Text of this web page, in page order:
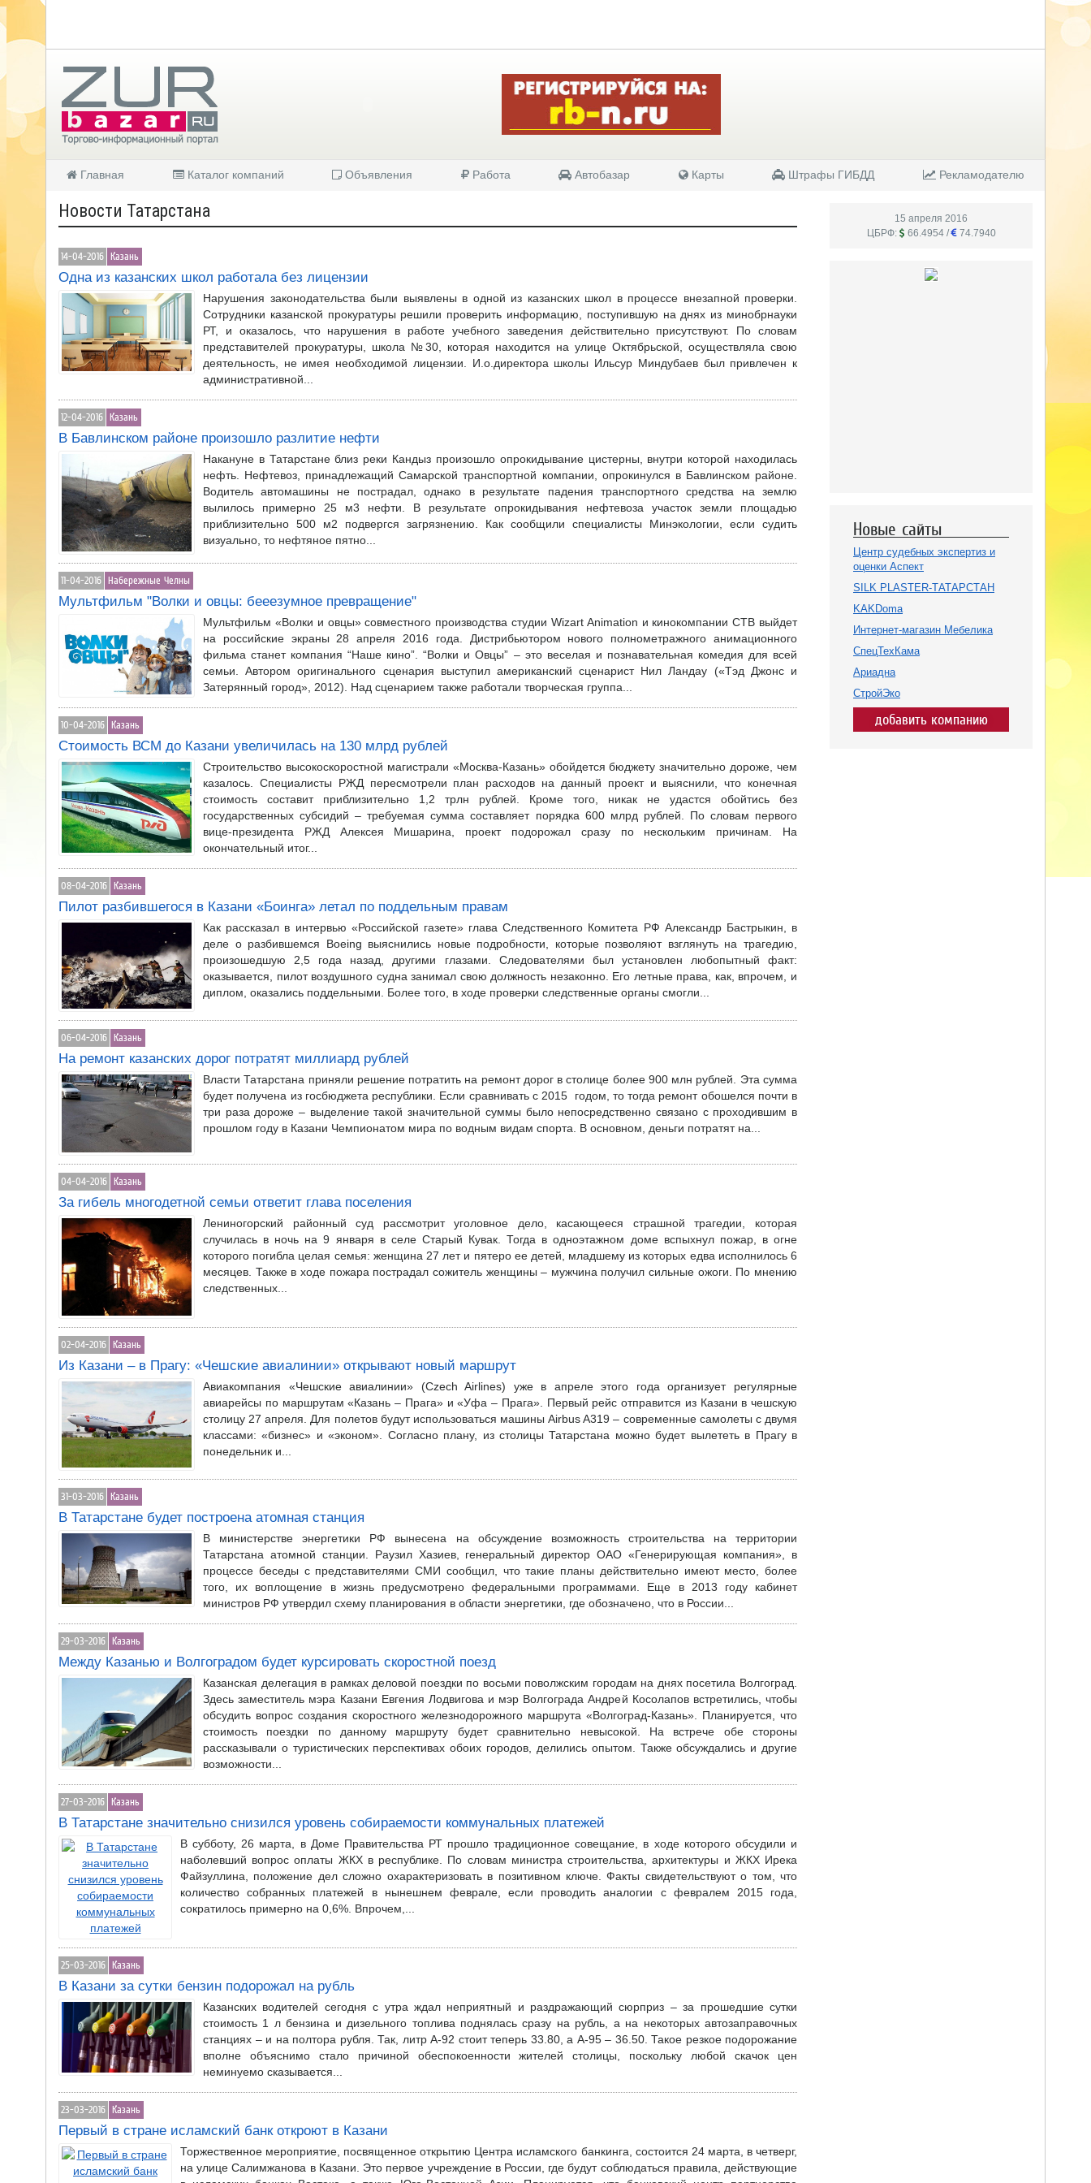
Главная Каталог компаний Объявления Работа Автобазар Карты Штрафы ГИБДД Рекламодателю
15 апреля 2016
ЦБРФ:
66.4954 / 74.7940
Новые сайты
Центр судебных экспертиз и
оценки Аспект
SILK PLASTER-ТАТАРСТАН
KAKDoma
Интернет-магазин Мебелика
СпецТехКама
Ариадна
СтройЭко
добавить компанию
Новости Татарстана
14-04-2016 Казань
Одна из казанских школ работала без лицензии
Нарушения законодательства были выявлены в одной из казанских школ в процессе внезапной проверки.
Сотрудники казанской прокуратуры решили проверить информацию, поступившую на днях из минобрнауки
РТ, и оказалось, что нарушения в работе учебного заведения действительно присутствуют. По словам
представителей прокуратуры, школа №30, которая находится на улице Октябрьской, осуществляла свою
деятельность, не имея необходимой лицензии. И.о.директора школы Ильсур Миндубаев был привлечен к
административной...
12-04-2016 Казань
В Бавлинском районе произошло разлитие нефти
Накануне в Татарстане близ реки Кандыз произошло опрокидывание цистерны, внутри которой находилась
нефть. Нефтевоз, принадлежащий Самарской транспортной компании, опрокинулся в Бавлинском районе.
Водитель автомашины не пострадал, однако в результате падения транспортного средства на землю
вылилось примерно 25 м3 нефти. В результате опрокидывания нефтевоза участок земли площадью
приблизительно 500 м2 подвергся загрязнению. Как сообщили специалисты Минэкологии, если судить
визуально, то нефтяное пятно...
11-04-2016 Набережные Челны
Мультфильм "Волки и овцы: бееезумное превращение"
Мультфильм «Волки и овцы» совместного производства студии Wizart Animation и кинокомпании СТВ выйдет
на российские экраны 28 апреля 2016 года. Дистрибьютором нового полнометражного анимационного
фильма станет компания “Наше кино”. “Волки и Овцы” – это веселая и познавательная комедия для всей
семьи. Автором оригинального сценария выступил американский сценарист Нил Ландау («Тэд Джонс и
Затерянный город», 2012). Над сценарием также работали творческая группа...
10-04-2016 Казань
Стоимость ВСМ до Казани увеличилась на 130 млрд рублей
Строительство высокоскоростной магистрали «Москва-Казань» обойдется бюджету значительно дороже, чем
казалось. Специалисты РЖД пересмотрели план расходов на данный проект и выяснили, что конечная
стоимость составит приблизительно 1,2 трлн рублей. Кроме того, никак не удастся обойтись без
государственных субсидий – требуемая сумма составляет порядка 600 млрд рублей. По словам первого
вице-президента РЖД Алексея Мишарина, проект подорожал сразу по нескольким причинам. На
окончательный итог...
08-04-2016 Казань
Пилот разбившегося в Казани «Боинга» летал по поддельным правам
Как рассказал в интервью «Российской газете» глава Следственного Комитета РФ Александр Бастрыкин, в
деле о разбившемся Boeing выяснились новые подробности, которые позволяют взглянуть на трагедию,
произошедшую 2,5 года назад, другими глазами. Следователями был установлен любопытный факт:
оказывается, пилот воздушного судна занимал свою должность незаконно. Его летные права, как, впрочем, и
диплом, оказались поддельными. Более того, в ходе проверки следственные органы смогли...
06-04-2016 Казань
На ремонт казанских дорог потратят миллиард рублей
Власти Татарстана приняли решение потратить на ремонт дорог в столице более 900 млн рублей. Эта сумма
будет получена из госбюджета республики. Если сравнивать с 2015 годом, то тогда ремонт обошелся почти в
три раза дороже – выделение такой значительной суммы было непосредственно связано с проходившим в
прошлом году в Казани Чемпионатом мира по водным видам спорта. В основном, деньги потратят на...
04-04-2016 Казань
За гибель многодетной семьи ответит глава поселения
Лениногорский районный суд рассмотрит уголовное дело, касающееся страшной трагедии, которая
случилась в ночь на 9 января в селе Старый Кувак. Тогда в одноэтажном доме вспыхнул пожар, в огне
которого погибла целая семья: женщина 27 лет и пятеро ее детей, младшему из которых едва исполнилось 6
месяцев. Также в ходе пожара пострадал сожитель женщины – мужчина получил сильные ожоги. По мнению
следственных...
02-04-2016 Казань
Из Казани – в Прагу: «Чешские авиалинии» открывают новый маршрут
Авиакомпания «Чешские авиалинии» (Czech Airlines) уже в апреле этого года организует регулярные
авиарейсы по маршрутам «Казань – Прага» и «Уфа – Прага». Первый рейс отправится из Казани в чешскую
столицу 27 апреля. Для полетов будут использоваться машины Airbus A319 – современные самолеты с двумя
классами: «бизнес» и «эконом». Согласно плану, из столицы Татарстана можно будет вылететь в Прагу в
понедельник и...
31-03-2016 Казань
В Татарстане будет построена атомная станция
В министерстве энергетики РФ вынесена на обсуждение возможность строительства на территории
Татарстана атомной станции. Раузил Хазиев, генеральный директор ОАО «Генерирующая компания», в
процессе беседы с представителями СМИ сообщил, что такие планы действительно имеют место, более
того, их воплощение в жизнь предусмотрено федеральными программами. Еще в 2013 году кабинет
министров РФ утвердил схему планирования в области энергетики, где обозначено, что в России...
29-03-2016 Казань
Между Казанью и Волгоградом будет курсировать скоростной поезд
Казанская делегация в рамках деловой поездки по восьми поволжским городам на днях посетила Волгоград.
Здесь заместитель мэра Казани Евгения Лодвигова и мэр Волгограда Андрей Косолапов встретились, чтобы
обсудить вопрос создания скоростного железнодорожного маршрута «Волгоград-Казань». Планируется, что
стоимость поездки по данному маршруту будет сравнительно невысокой. На встрече обе стороны
рассказывали о туристических перспективах обоих городов, делились опытом. Также обсуждались и другие
возможности...
27-03-2016 Казань
В Татарстане значительно снизился уровень собираемости коммунальных платежей
В субботу, 26 марта, в Доме Правительства РТ прошло традиционное совещание, в ходе которого обсудили и
наболевший вопрос оплаты ЖКХ в республике. По словам министра строительства, архитектуры и ЖКХ Ирека
Файзуллина, положение дел сложно охарактеризовать в позитивном ключе. Факты свидетельствуют о том, что
количество собранных платежей в нынешнем феврале, если проводить аналогии с февралем 2015 года,
сократилось примерно на 0,6%. Впрочем,...
25-03-2016 Казань
В Казани за сутки бензин подорожал на рубль
Казанских водителей сегодня с утра ждал неприятный и раздражающий сюрприз – за прошедшие сутки
стоимость 1 л бензина и дизельного топлива поднялась сразу на рубль, а на некоторых автозаправочных
станциях – и на полтора рубля. Так, литр А-92 стоит теперь 33.80, а А-95 – 36.50. Такое резкое подорожание
вполне объяснимо стало причиной обеспокоенности жителей столицы, поскольку любой скачок цен
неминуемо сказывается...
23-03-2016 Казань
Первый в стране исламский банк откроют в Казани
Торжественное мероприятие, посвященное открытию Центра исламского банкинга, состоится 24 марта, в четверг,
на улице Салимжанова в Казани. Это первое учреждение в России, где будут соблюдаться правила, действующие